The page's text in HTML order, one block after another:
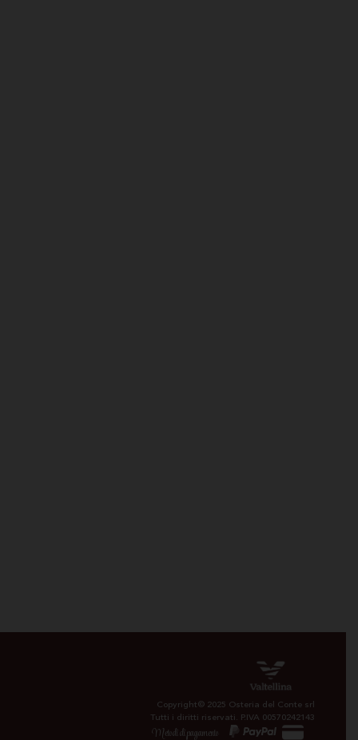
Copyright© 2025 Osteria del Conte srl
Tutti i diritti riservati. P.IVA 00570242143
Metodi di pagamento